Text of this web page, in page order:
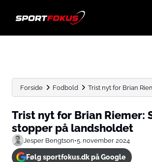
Forside Fodbold Trist nyt for Brian
Trist nyt for Brian Riemer:
stopper på landsholdet
Jesper Bengtson•5. november 2024
Følg sportfokus.dk på Google